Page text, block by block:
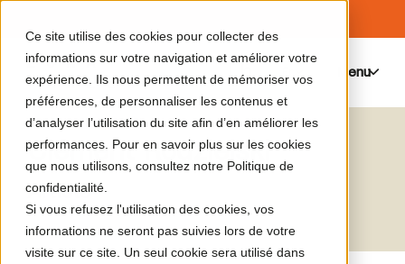
Ce site utilise des cookies pour collecter des
informations sur votre navigation et améliorer votre
expérience. Ils nous permettent de mémoriser vos
préférences, de personnaliser les contenus et
d’analyser l’utilisation du site afin d’en améliorer les
performances. Pour en savoir plus sur les cookies
que nous utilisons, consultez notre Politique de
confidentialité.
Si vous refusez l'utilisation des cookies, vos
informations ne seront pas suivies lors de votre
visite sur ce site. Un seul cookie sera utilisé dans
Menu
Clément Rodzielski
Artiste